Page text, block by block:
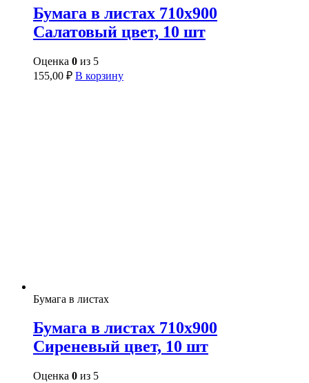
Бумага в листах 710х900
Салатовый цвет, 10 шт
Оценка 0 из 5
155,00 ₽ В корзину
Бумага в листах
Бумага в листах 710х900
Сиреневый цвет, 10 шт
Оценка 0 из 5